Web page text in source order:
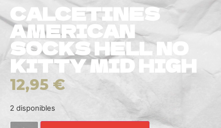
CALCETINES
AMERICAN
SOCKS HELL NO
KITTY MID HIGH
12,95 €
2 disponibles